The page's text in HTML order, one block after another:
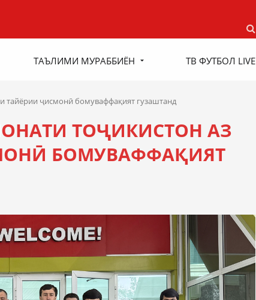
ТАЪЛИМИ МУРАББИЁН ТВ ФУТБОЛ LIVE
тайёрии ҷисмонӣ бомуваффақият гузаштанд
ТОҶИКИСТОН АЗ
БОМУВАФФАҚИЯТ